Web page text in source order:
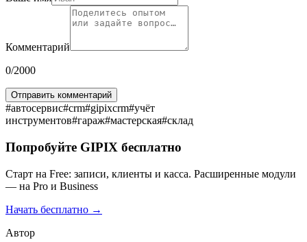
Комментарий
0/2000
Отправить комментарий
#автосервис#crm#gipixcrm#учёт
инструментов#гараж#мастерская#склад
Попробуйте GIPIX бесплатно
Старт на Free: записи, клиенты и касса. Расширенные модули
— на Pro и Business
Начать бесплатно →
Автор